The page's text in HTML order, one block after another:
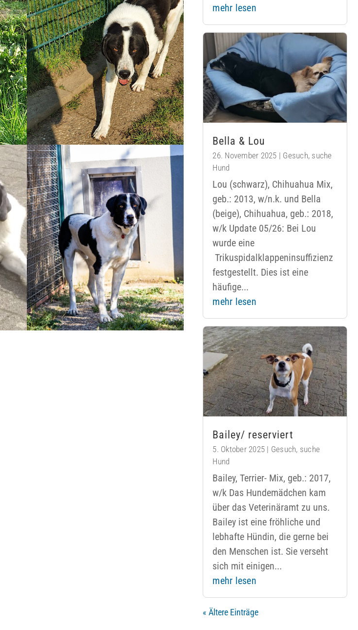
mehr lesen
Bella & Lou
26. November 2025 | Gesuch, suche
Hund
Lou (schwarz), Chihuahua Mix,
geb.: 2013, w/n.k. und Bella
(beige), Chihuahua, geb.: 2018,
w/k Update 05/26: Bei Lou
wurde eine
Trikuspidalklappeninsuffizienz
festgestellt. Dies ist eine
häufige...
mehr lesen
Bailey/ reserviert
5. Oktober 2025 | Gesuch, suche
Hund
Bailey, Terrier- Mix, geb.: 2017,
w/k Das Hundemädchen kam
über das Veterinäramt zu uns.
Bailey ist eine fröhliche und
lebhafte Hündin, die gerne bei
den Menschen ist. Sie verseht
sich mit einigen...
mehr lesen
« Ältere Einträge